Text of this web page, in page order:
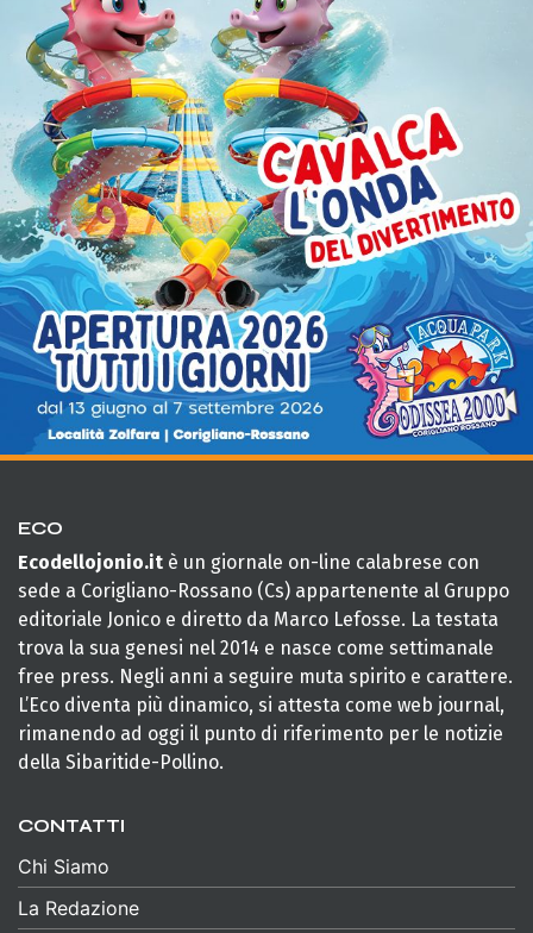
ECO
Ecodellojonio.it è un giornale on-line calabrese con
sede a Corigliano-Rossano (Cs) appartenente al Gruppo
editoriale Jonico e diretto da Marco Lefosse. La testata
trova la sua genesi nel 2014 e nasce come settimanale
free press. Negli anni a seguire muta spirito e carattere.
L’Eco diventa più dinamico, si attesta come web journal,
rimanendo ad oggi il punto di riferimento per le notizie
della Sibaritide-Pollino.
CONTATTI
Chi Siamo
La Redazione